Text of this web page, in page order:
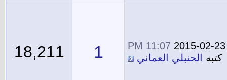
2015-02-23
11:07 PM
كتبه
الحنبلي العماني 1
18,211